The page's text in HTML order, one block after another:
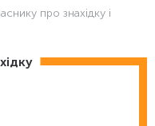
про знахідку і